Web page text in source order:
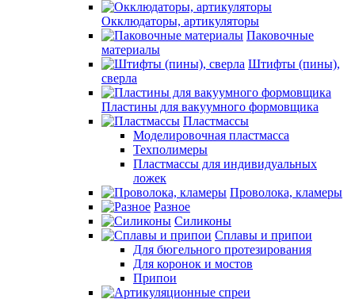
Окклюдаторы, артикуляторы
Паковочные
материалы
Штифты (пины),
сверла
Пластины для вакуумного формовщика
Пластмассы
Моделировочная пластмасса
Техполимеры
Пластмассы для индивидуальных
ложек
Проволока, кламеры
Разное
Силиконы
Сплавы и припои
Для бюгельного протезирования
Для коронок и мостов
Припои